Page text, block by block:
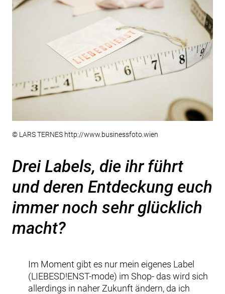
© LARS TERNES http://www.businessfoto.wien
Drei Labels, die ihr führt
und deren Entdeckung euch
immer noch sehr glücklich
macht?
Im Moment gibt es nur mein eigenes Label
(LIEBESD!ENST-mode) im Shop- das wird sich
allerdings in naher Zukunft ändern, da ich